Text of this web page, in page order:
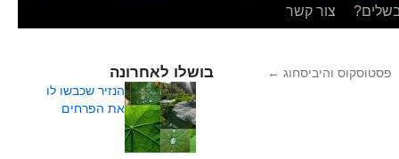
צור קשר
פסטוסקוס והיביסחוג ← בושלו לאחרונה
הנזיר שכבשו לו
את הפרחים